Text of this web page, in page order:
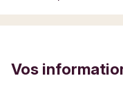
r
o
Vos